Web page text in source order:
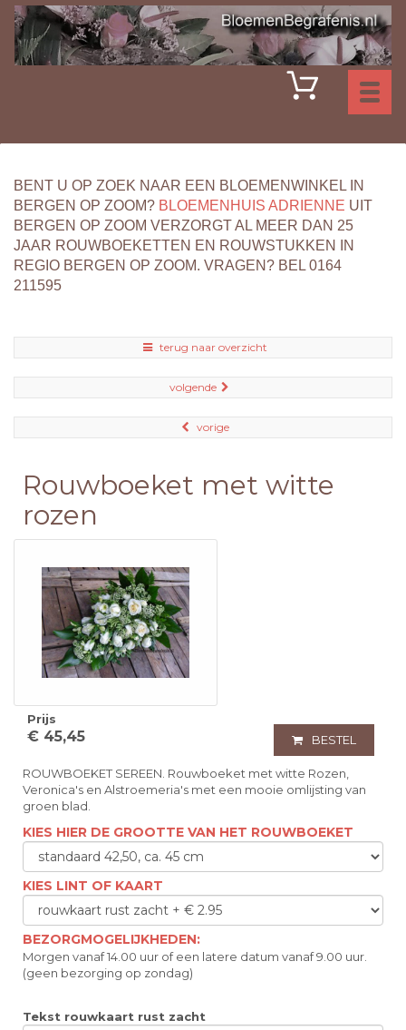
BENT U OP ZOEK NAAR EEN BLOEMENWINKEL IN
BERGEN OP ZOOM? BLOEMENHUIS ADRIENNE UIT
BERGEN OP ZOOM VERZORGT AL MEER DAN 25
JAAR ROUWBOEKETTEN EN ROUWSTUKKEN IN
REGIO BERGEN OP ZOOM. VRAGEN? BEL 0164
211595
terug naar overzicht
volgende
vorige
Rouwboeket met witte
rozen
Prijs
€ 45,45 BESTEL
ROUWBOEKET SEREEN. Rouwboeket met witte Rozen,
Veronica's en Alstroemeria's met een mooie omlijsting van
groen blad.
KIES HIER DE GROOTTE VAN HET ROUWBOEKET
KIES LINT OF KAART
BEZORGMOGELIJKHEDEN:
Morgen vanaf 14.00 uur of een latere datum vanaf 9.00 uur.
(geen bezorging op zondag)
Tekst rouwkaart rust zacht